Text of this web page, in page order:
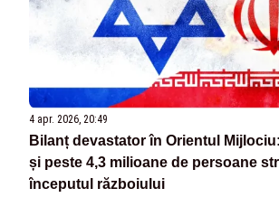
4 apr. 2026, 20:49
Bilanț devastator în Orientul
și peste 4,3 milioane de persoane
începutul războiului